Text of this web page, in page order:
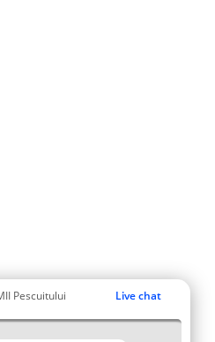
Pescuitului Live chat